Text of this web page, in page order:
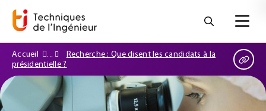
Accueil
Recherche : Que disent les candidats à la
présidentielle ?